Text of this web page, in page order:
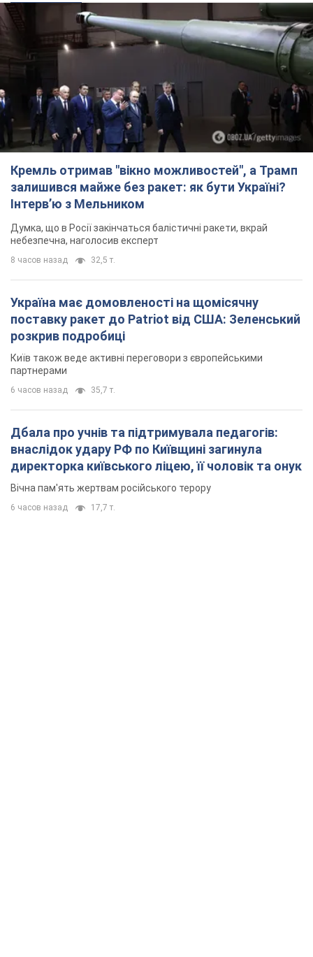
Кремль отримав "вікно можливостей", а Трамп
залишився майже без ракет: як бути Україні?
Інтерв’ю з Мельником
Думка, що в Росії закінчаться балістичні ракети, вкрай
небезпечна, наголосив експерт
8 часов назад 32,5 т.
Україна має домовленості на щомісячну
поставку ракет до Patriot від США: Зеленський
розкрив подробиці
Київ також веде активні переговори з європейськими
партнерами
6 часов назад 35,7 т.
Дбала про учнів та підтримувала педагогів:
внаслідок удару РФ по Київщині загинула
директорка київського ліцею, її чоловік та онук
Вічна пам'ять жертвам російського терору
6 часов назад 17,7 т.